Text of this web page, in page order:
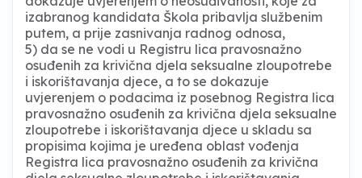
izabranog kandidata Škola pribavlja službenim
putem, a prije zasnivanja radnog odnosa,
5) da se ne vodi u Registru lica pravosnažno
osuđenih za krivična djela seksualne zloupotrebe
i iskorištavanja djece, a to se dokazuje
uvjerenjem o podacima iz posebnog Registra lica
pravosnažno osuđenih za krivična djela seksualne
zloupotrebe i iskorištavanja djece u skladu sa
propisima kojima je uređena oblast vođenja
Registra lica pravosnažno osuđenih za krivična